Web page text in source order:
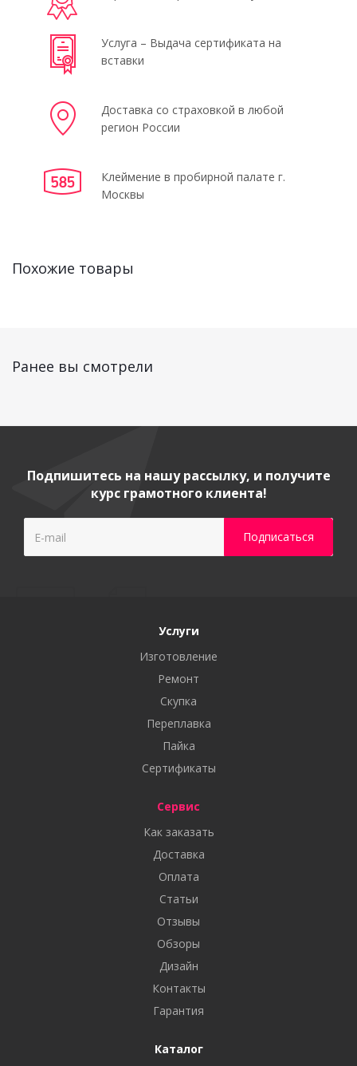
Услуга – Выдача сертификата на
вставки
Доставка со страховкой в любой
регион России
Клеймение в пробирной палате г.
Москвы
Похожие товары
Ранее вы смотрели
Подпишитесь на нашу рассылку, и получите
курс грамотного клиента!
Услуги
Изготовление
Ремонт
Скупка
Переплавка
Пайка
Сертификаты
Сервис
Как заказать
Доставка
Оплата
Статьи
Отзывы
Обзоры
Дизайн
Контакты
Гарантия
Каталог